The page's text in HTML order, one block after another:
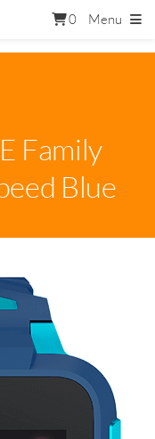
0 Menu
Family
Blue